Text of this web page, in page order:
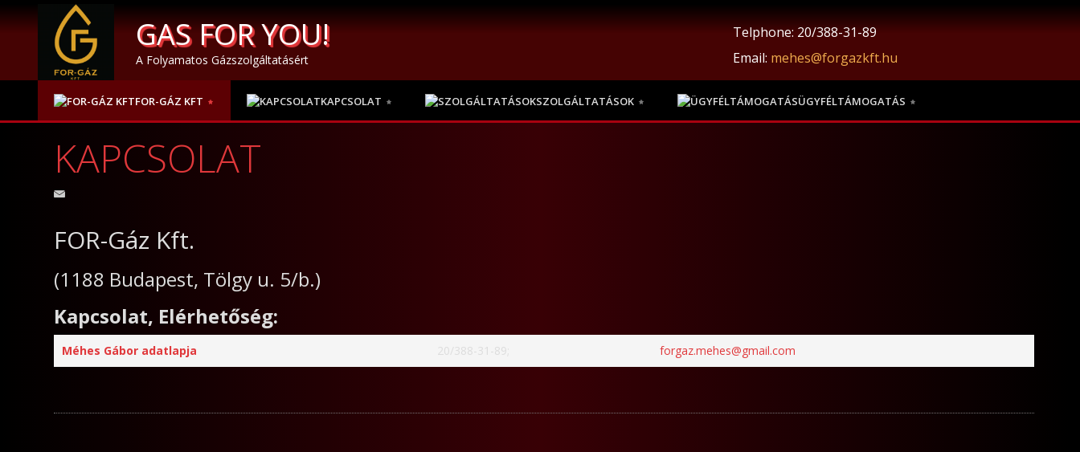
A Folyamatos Gázszolgáltatásért
GAS FOR YOU!
Telphone: 20/388-31-89
Email: mehes@forgazkft.hu
FOR-GÁZ KFT KAPCSOLAT SZOLGÁLTATÁSOK ÜGYFÉLTÁMOGATÁS
KAPCSOLAT
FOR-Gáz Kft.
(1188 Budapest, Tölgy u. 5/b.)
Kapcsolat, Elérhetőség:
Méhes Gábor adatlapja 20/388-31-89; forgaz.mehes@gmail.com